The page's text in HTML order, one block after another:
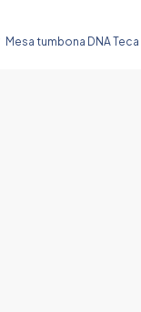
Mesa tumbona DNA